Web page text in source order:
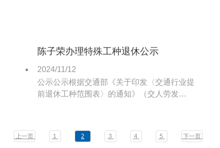
陈子荣办理特殊工种退休公示
2024/11/12
公示公示根据交通部《关于印发〈交通行业提
前退休工种范围表〉的通知》（交人劳发
上一页 1 2 3 4 5 下一页